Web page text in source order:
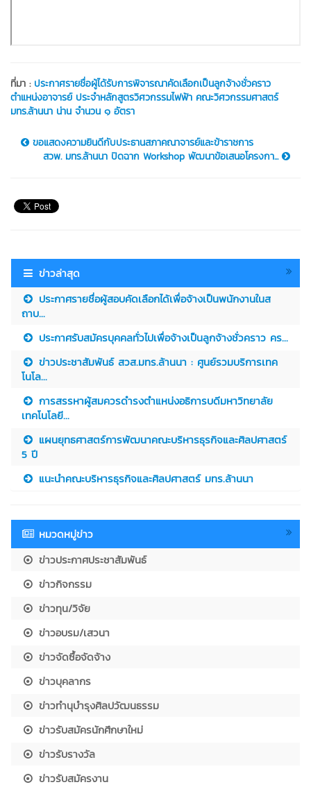
ที่มา : ประกาศรายชื่อผู้ได้รับการพิจารณาคัดเลือกเป็นลูกจ้างชั่วคราว
ตำแหน่งอาจารย์ ประจำหลักสูตรวิศวกรรมไฟฟ้า คณะวิศวกรรมศาสตร์
มทร.ล้านนา น่าน จำนวน ๑ อัตรา
ขอแสดงความยินดีกับประธานสภาคณาจารย์และข้าราชการ
สวพ. มทร.ล้านนา ปิดฉาก Workshop พัฒนาข้อเสนอโครงกา...
ข่าวล่าสุด
ประกาศรายชื่อผู้สอบคัดเลือกได้เพื่อจ้างเป็นพนักงานในส
ถาบ...
ประกาศรับสมัครบุคคลทั่วไปเพื่อจ้างเป็นลูกจ้างชั่วคราว คร...
ข่าวประชาสัมพันธ์ สวส.มทร.ล้านนา : ศูนย์รวมบริการเทค
โนโล...
การสรรหาผู้สมควรดำรงตำแหน่งอธิการบดีมหาวิทยาลัย
เทคโนโลยี...
แผนยุทธศาสตร์การพัฒนาคณะบริหารธุรกิจและศิลปศาสตร์
5 ปี
แนะนำคณะบริหารธุรกิจและศิลปศาสตร์ มทร.ล้านนา
หมวดหมู่ข่าว
ข่าวประกาศประชาสัมพันธ์
ข่าวกิจกรรม
ข่าวทุน/วิจัย
ข่าวอบรม/เสวนา
ข่าวจัดซื้อจัดจ้าง
ข่าวบุคลากร
ข่าวทำนุบำรุงศิลปวัฒนธรรม
ข่าวรับสมัครนักศึกษาใหม่
ข่าวรับรางวัล
ข่าวรับสมัครงาน